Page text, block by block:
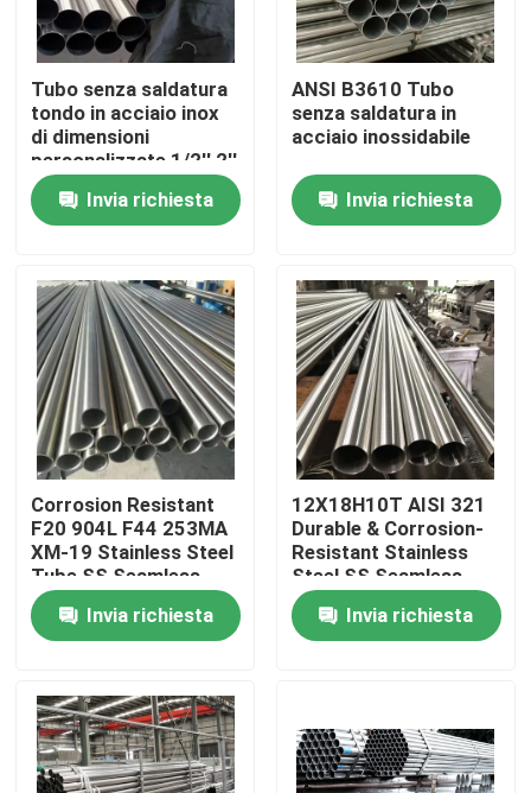
Casa
Prodotti
Circa noi
Giro della fabbrica
Controllo di qualità
Contattici
Notizie
Casi
tubo senza cuciture degli ss
Tubo senza saldatura
tondo in acciaio inox
di dimensioni
personalizzate 1/2'' 2''
Invia richiesta
ANSI B3610 Tubo
senza saldatura in
acciaio inossidabile
Invia richiesta
Corrosion Resistant
F20 904L F44 253MA
XM-19 Stainless Steel
Tube SS Seamless
Pipe BA Bright
AnnealedInvia richiesta
12X18H10T AISI 321
Durable & Corrosion-
Resistant Stainless
Steel SS Seamless
Pipe 6m Customized
Invia richiesta